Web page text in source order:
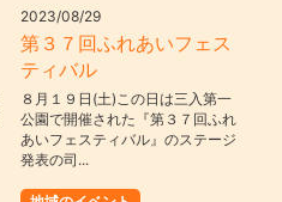
2023/08/29
第３７回ふれあいフェス
ティバル
８月１９日(土)この日は三入第一
公園で開催された『第３７回ふれ
あいフェスティバル』のステージ
発表の司...